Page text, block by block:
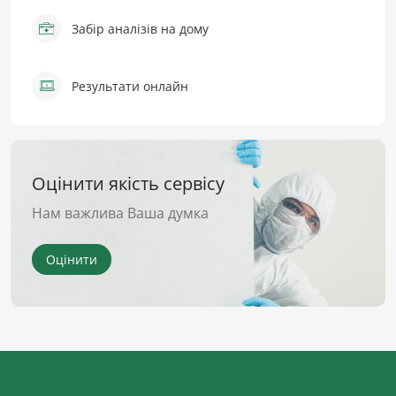
Забір аналізів на дому
Результати онлайн
Оцінити якість сервісу
Нам важлива Ваша думка
Оцінити